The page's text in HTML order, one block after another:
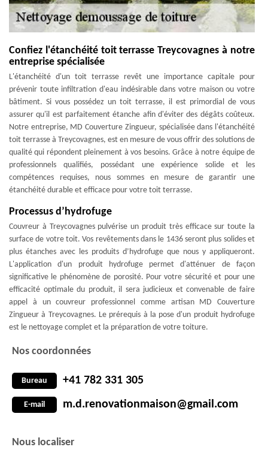
Confiez l'étanchéité toit terrasse Treycovagnes à notre
entreprise spécialisée
L'étanchéité d'un toit terrasse revêt une importance capitale pour
prévenir toute infiltration d'eau indésirable dans votre maison ou votre
bâtiment. Si vous possédez un toit terrasse, il est primordial de vous
assurer qu'il est parfaitement étanche afin d'éviter des dégâts coûteux.
Notre entreprise, MD Couverture Zingueur, spécialisée dans l'étanchéité
toit terrasse à Treycovagnes, est en mesure de vous offrir des solutions de
qualité qui répondent pleinement à vos besoins. Grâce à notre équipe de
professionnels qualifiés, possédant une expérience solide et les
compétences requises, nous sommes en mesure de garantir une
étanchéité durable et efficace pour votre toit terrasse.
Processus d’hydrofuge
Couvreur à Treycovagnes pulvérise un produit très efficace sur toute la
surface de votre toit. Vos revêtements dans le 1436 seront plus solides et
plus étanches avec les produits d’hydrofuge que nous y appliqueront.
L'application d'un produit hydrofuge permet d'atténuer de façon
significative le phénomène de porosité. Pour votre sécurité et pour une
efficacité optimale du produit, il sera judicieux et convenable de faire
appel à un couvreur professionnel comme artisan MD Couverture
Zingueur à Treycovagnes. Le prérequis à la pose d'un produit hydrofuge
est le nettoyage complet et la préparation de votre toiture.
Nos coordonnées
Bureau +41 782 331 305
E-mail m.d.renovationmaison@gmail.com
Nous localiser